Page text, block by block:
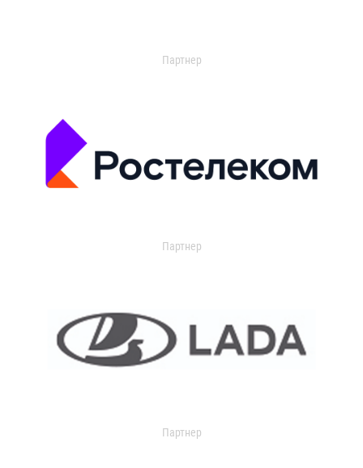
Партнер
Партнер
Партнер